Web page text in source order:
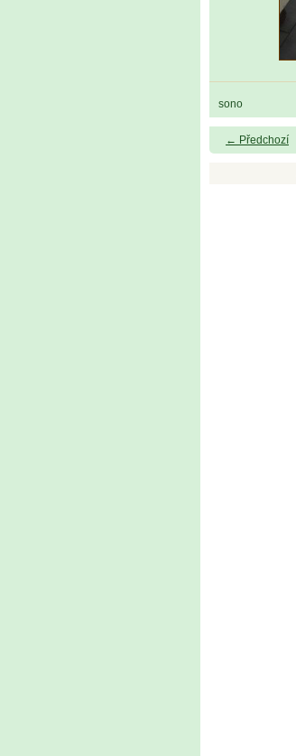
sono
← Předchozí